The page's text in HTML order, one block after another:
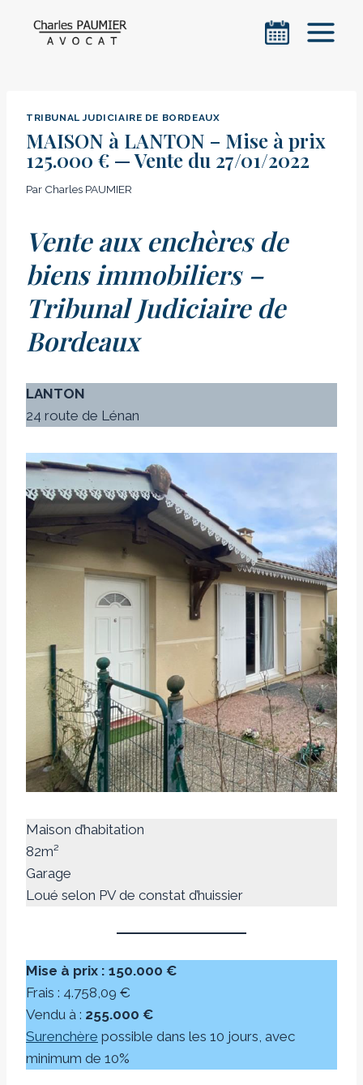
TRIBUNAL JUDICIAIRE DE BORDEAUX
MAISON à LANTON – Mise à prix
125.000 € — Vente du 27/01/2022
Par Charles PAUMIER
Vente aux enchères de
biens immobiliers –
Tribunal Judiciaire de
Bordeaux
LANTON
24 route de Lénan
Maison d’habitation
82m²
Garage
Loué selon PV de constat d’huissier
Mise à prix : 150.000 €
Frais : 4.758,09 €
Vendu à : 255.000 €
Surenchère possible dans les 10 jours, avec
minimum de 10%